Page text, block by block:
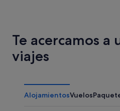
Te acercamos a
viajes
AlojamientosVuelos